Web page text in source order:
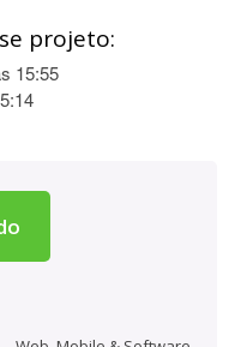
projeto:
15:55